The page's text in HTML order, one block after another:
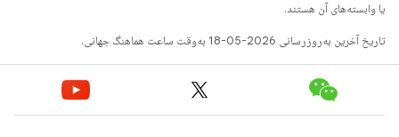
یا وابسته‌های آن هستند.
تاریخ آخرین به‌روزرسانی 2026-05-18 به‌وقت ساعت هماهنگ جهانی.